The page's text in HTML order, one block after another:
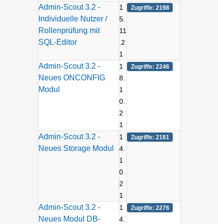
Admin-Scout 3.2 -
Individuelle Nutzer /
Rollenprüfung mit
SQL-Editor
1
5.
11
.2
1
Zugriffe: 2198
Admin-Scout 3.2 -
Neues ONCONFIG
Modul
1
8.
1
0.
2
1
Zugriffe: 2246
Admin-Scout 3.2 -
Neues Storage Modul
1
4.
1
0.
2
1
Zugriffe: 2181
Admin-Scout 3.2 -
Neues Modul DB-
1
4.
Zugriffe: 2276